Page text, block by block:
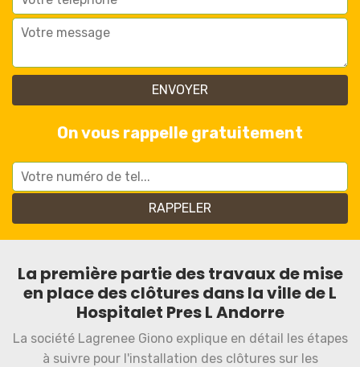
On vous rappelle gratuitement
La première partie des travaux de mise
en place des clôtures dans la ville de L
Hospitalet Pres L Andorre
La société Lagrenee Giono explique en détail les étapes
à suivre pour l'installation des clôtures sur les